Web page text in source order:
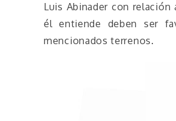
Luis Abinader con
él entiende deben ser
mencionados terrenos.